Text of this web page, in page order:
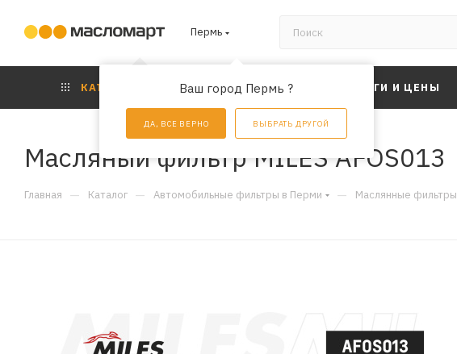
Пермь
Ваш город Пермь ?
ДА, ВСЕ ВЕРНО ВЫБРАТЬ ДРУГОЙ
КАТАЛОГ АКЦИИ УСЛУГИ И ЦЕНЫ
Масляный фильтр MILES AFOS013
Главная — Каталог — Автомобильные фильтры в Перми — Маслянные фильтры